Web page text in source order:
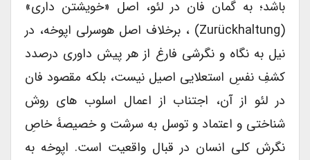
باشد؛ به گمان فان در لئو، اصل «خویشتن داری»
(Zurückhaltung) ، برخلاف اصل هوسرلی اپوخه، در
نیل به نگاه و نگرشی فارغ از هر پیش داوری درصدد
کشفِ نفسِ استعلایی اصیل نیست، بلکه مقصود فان
در لئو از آن، اجتناب از اعمال اسلوب های روش
شناختی و اعتماد و توسل به سرشت و خصیصۀ خاصِ
نگرش کلی انسان در قبال واقعیت است. اپوخه به